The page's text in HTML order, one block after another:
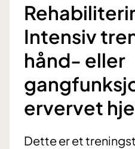
Intensiv
hånd- eller
ervervet
Dette er et